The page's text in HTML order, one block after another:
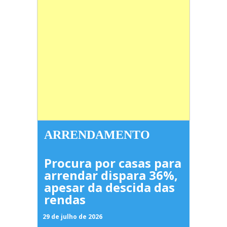
ARRENDAMENTO
Procura por casas para
arrendar dispara 36%,
apesar da descida das
rendas
29 de julho de 2026